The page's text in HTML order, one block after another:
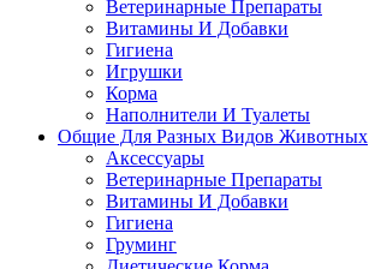
Ветеринарные Препараты
Витамины И Добавки
Гигиена
Игрушки
Корма
Наполнители И Туалеты
Общие Для Разных Видов Животных
Аксессуары
Ветеринарные Препараты
Витамины И Добавки
Гигиена
Груминг